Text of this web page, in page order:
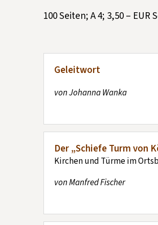
100 Seiten; A 4; 3,50 –
Geleitwort
von Johanna Wanka
Der „Schiefe Turm von
Kirchen und Türme im
von Manfred Fischer